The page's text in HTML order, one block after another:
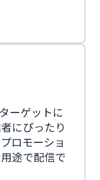
ーゲットに
にぴったり
ロモーショ
途で配信で